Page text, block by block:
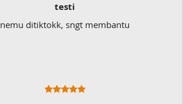
testi
nemu ditiktokk, sngt membantu